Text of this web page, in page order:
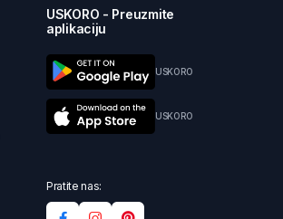
USKORO - Preuzmite
aplikaciju
USKORO
USKORO
Pratite nas: